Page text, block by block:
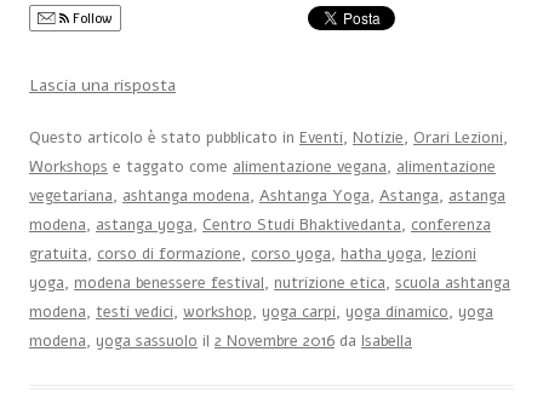
Follow
Lascia una risposta
Questo articolo è stato pubblicato in Eventi, Notizie, Orari Lezioni,
Workshops e taggato come alimentazione vegana, alimentazione
vegetariana, ashtanga modena, Ashtanga Yoga, Astanga, astanga
modena, astanga yoga, Centro Studi Bhaktivedanta, conferenza
gratuita, corso di formazione, corso yoga, hatha yoga, lezioni
yoga, modena benessere festival, nutrizione etica, scuola ashtanga
modena, testi vedici, workshop, yoga carpi, yoga dinamico, yoga
modena, yoga sassuolo il 2 Novembre 2016 da Isabella